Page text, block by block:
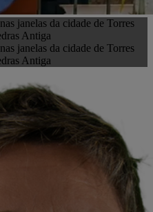
janelas da cidade de Torres
Antiga
janelas da cidade de Torres
Antiga